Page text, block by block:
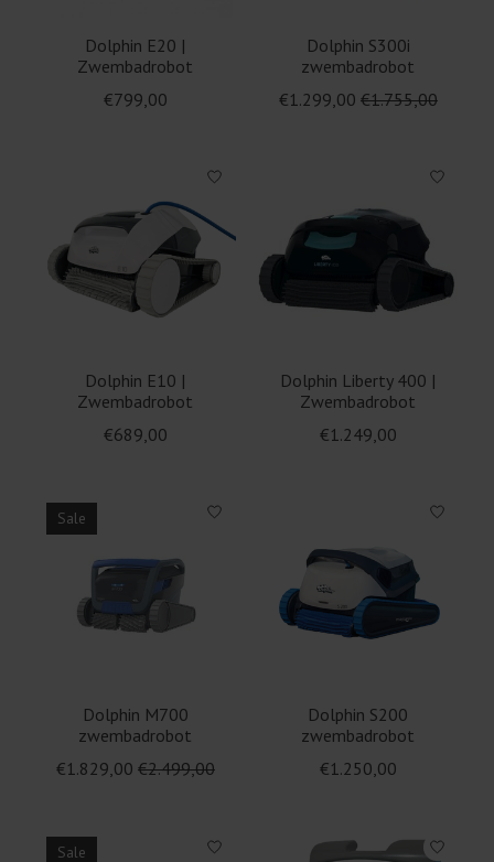
Dolphin E20 |
Zwembadrobot
€799,00
Dolphin S300i
zwembadrobot
€1.299,00 €1.755,00
Dolphin E10 |
Zwembadrobot
€689,00
Dolphin Liberty 400 |
Zwembadrobot
€1.249,00
Sale
Dolphin M700
zwembadrobot
€1.829,00 €2.499,00
Dolphin S200
zwembadrobot
€1.250,00
Sale